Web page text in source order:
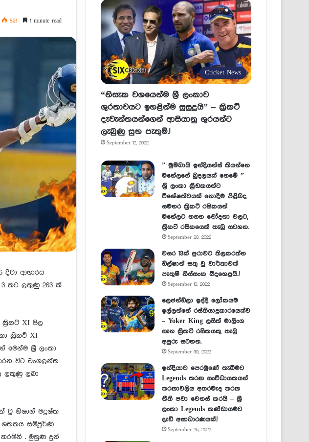
891 1 minute read
දිවා ආහාරය
කට ලකුණු 263 ක්
XI පිල
ක්‍රිකට් XI
ශ්‍රී ලංකා
විට එංගලන්ත
ලකුණු ලබා
වූ නිශාන් මදුශ්ක
ශතකය සම්පූර්ණ
කරමිනි . මුහුණ දුන්
Cricket News
“නිසැක වශයෙන්ම ශ්‍රී ලංකාව
ශුරතාවයට ඉහළින්ම සුසුදුයි” – ක්‍රිකට්
දැවැන්තයන්ගෙන් ආසියානු ශුරයන්ට
ලැබුණු සුභ පැතුම්.!
September 12, 2022
” මුම්බායි ඉන්දියන්ස් කියන්නෙ
මහේලගේ බූදලයක් නෙමේ ”
ශ්‍රි ලංකා ක්‍රීඩකයන්ට
විශේෂත්වයක් නොදීම පිළිබද
සමහර ක්‍රිකට් රසිකයන්
මහේලට නගන චෝදනා වලට,
ක්‍රිකට් රසිකයෙක් තැබු සටහන.
September 20, 2022
වසර 13ක් පුරාවට තිලකරත්න
ඩිල්ෂාන් සතු වූ වාර්තාවක්
පැතුම් නිස්සංක බිදහෙළයි..!
September 10, 2022
ලෙජන්ඩ්ලා ඉද්දී ලෝකයම
ඉල්ලන්නේ රස්තියාදුකාරයෙක්ව
– Yoker King ලසිත් මාලිංග
ගැන ක්‍රිකට් රසිකයකු තැබු
අපූරු සටහන.
September 30, 2022
ඉන්දියාව පෙරමුණේ තැබීමට
Legends තරඟ සංවිධායකයන්
තරඟාවලිය අතරමැද තරඟ
නීති පවා වෙනස් කරයි – ශ්‍රී
ලංකා Legends කණ්ඩායමට
දැඩි අසාධාරණයක්.!
September 25, 2022